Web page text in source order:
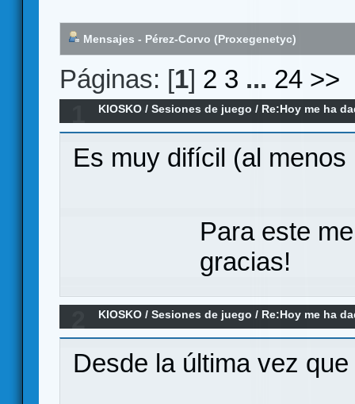
Mensajes - Pérez-Corvo (Proxegenetyc)
Páginas: [1] 2 3 ... 24 >>
KIOSKO /Sesiones de juego / Re:Hoy me ha
remake)
Es muy difícil (al
Para este
gracias!
KIOSKO /Sesiones de juego / Re:Hoy me ha
remake)
Desde la última vez